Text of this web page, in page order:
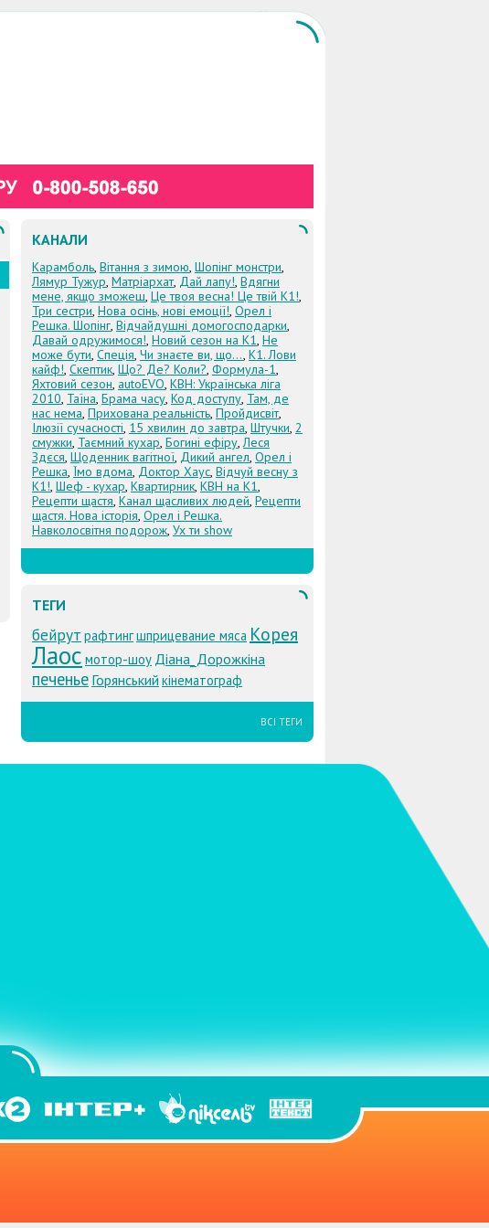
КАНАЛИ
Карамболь, Вітання з зимою, Шопінг монстри,
Лямур Тужур, Матріархат, Дай лапу!, Вдягни
мене, якщо зможеш, Це твоя весна! Це твій К1!,
Три сестри, Нова осінь, нові емоції!, Орел і
Решка. Шопінг, Відчайдушні домогосподарки,
Давай одружимося!, Новий сезон на К1, Не
може бути, Спеція, Чи знаєте ви, що..., К1. Лови
кайф!, Скептик, Що? Де? Коли?, Формула-1,
Яхтовий сезон, autoEVO, КВН: Українська ліга
2010, Таїна, Брама часу, Код доступу, Там, де
нас нема, Прихована реальність, Пройдисвіт,
Ілюзії сучасності, 15 хвилин до завтра, Штучки, 2
смужки, Таємний кухар, Богині ефіру,Леся
Здєся, Щоденник вагітної, Дикий ангел, Орел і
Решка, Їмо вдома, Доктор Хаус, Відчуй весну з
К1!, Шеф - кухар, Квартирник, КВН на К1,
Рецепти щастя, Канал щасливих людей, Рецепти
щастя. Нова історія, Орел і Решка.
Навколосвітня подорож, Ух ти show
ТЕГИ
бейрут рафтингшприцевание мяса Корея
Лаос мотор-шоу Діана_Дорожкіна
печенье Горянський кінематограф
ВСІ ТЕГИ